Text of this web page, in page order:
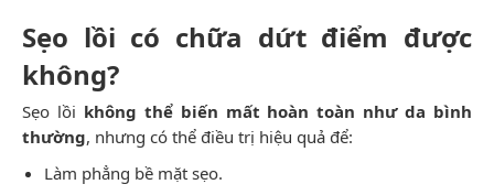
Sẹo lồi có chữa dứt điểm được
không?
Sẹo lồi không thể biến mất hoàn toàn như da bình
thường, nhưng có thể điều trị hiệu quả để:
Làm phẳng bề mặt sẹo.